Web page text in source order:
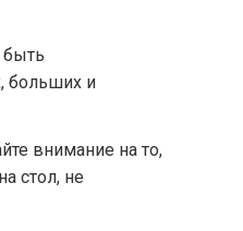
быть
больших и
внимание на то,
стол, не